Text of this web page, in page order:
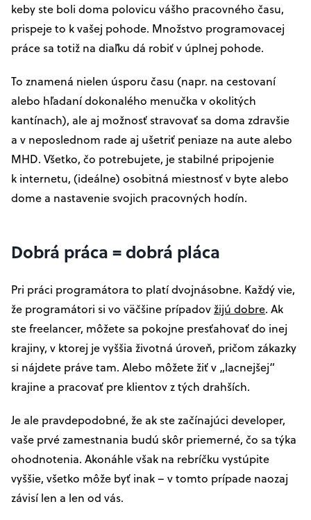
keby ste boli doma polovicu vášho pracovného času,
prispeje to k vašej pohode. Množstvo programovacej
práce sa totiž na diaľku dá robiť v úplnej pohode.
To znamená nielen úsporu času (napr. na cestovaní
alebo hľadaní dokonalého menučka v okolitých
kantínach), ale aj možnosť stravovať sa doma zdravšie
a v neposlednom rade aj ušetriť peniaze na aute alebo
MHD. Všetko, čo potrebujete, je stabilné pripojenie
k internetu, (ideálne) osobitná miestnosť v byte alebo
dome a nastavenie svojich pracovných hodín.
Dobrá práca = dobrá pláca
Pri práci programátora to platí dvojnásobne. Každý vie,
že programátori si vo väčšine prípadovžijú dobre. Ak
ste freelancer, môžete sa pokojne presťahovať do inej
krajiny, v ktorej je vyššia životná úroveň, pričom zákazky
si nájdete práve tam. Alebo môžete žiť v „lacnejšej“
krajine a pracovať pre klientov z tých drahších.
Je ale pravdepodobné, že ak ste začínajúci developer,
vaše prvé zamestnania budú skôr priemerné, čo sa týka
ohodnotenia. Akonáhle však na rebríčku vystúpite
vyššie, všetko môže byť inak – v tomto prípade naozaj
závisí len a len od vás.